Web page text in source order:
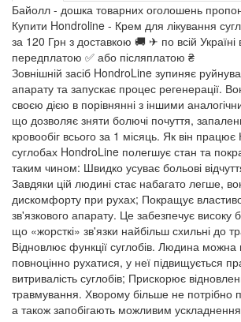
Байолл - дошка товарних оголошень
Купити Hondroline - Крем для лікування
за 120 Грн з доставкою 🚚 ✈ по всій
передплатою ✅ або післяплатою ₴
Зовнішній засіб HondroLine зупиняє
апарату та запускає процес регенерації.
своєю дією в порівнянні з іншими
що дозволяє зняти болючі почуття,
кровообіг всього за 1 місяць. Як він
суглобах HondroLine полегшує стан та
таким чином: Швидко усуває больові
Завдяки цій людині стає набагато легше,
дискомфорту при рухах; Покращує
зв'язкового апарату. Це забезпечує високу
що «жорсткі» зв'язки найбільш схильні до
Відновлює функції суглобів. Людина можна
повноцінно рухатися, у неї підвищується
витривалість суглобів; Прискорює
травмування. Хворому більше не потрібно
а також запобігають можливим